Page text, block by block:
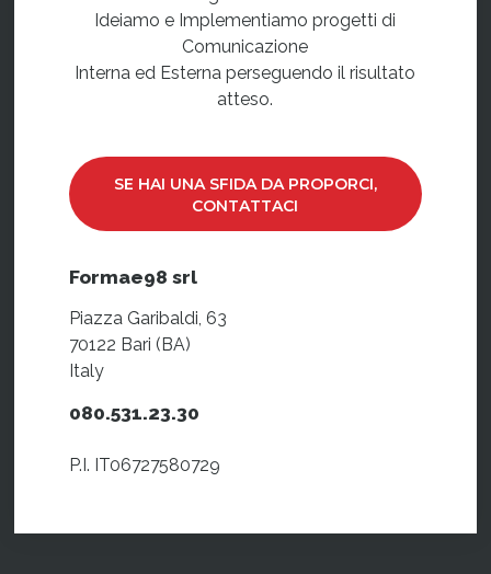
Ideiamo e Implementiamo progetti di
Comunicazione
Interna ed Esterna perseguendo il risultato
atteso.
SE HAI UNA SFIDA DA PROPORCI,
CONTATTACI
Formae98 srl
Piazza Garibaldi, 63
70122 Bari (BA)
Italy
080.531.23.30
P.I. IT06727580729